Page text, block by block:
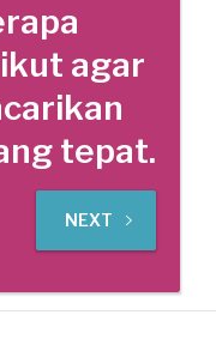
agar
tepat.
NEXT